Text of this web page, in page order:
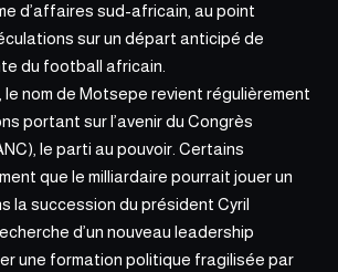
d’affaires sud-africain, au point
sur un départ anticipé de
du football africain.
le nom de Motsepe revient régulièrement
portant sur l’avenir du Congrès
le parti au pouvoir. Certains
que le milliardaire pourrait jouer un
la succession du président Cyril
d’un nouveau leadership
une formation politique fragilisée par